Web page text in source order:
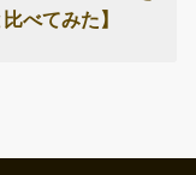
べてみた】